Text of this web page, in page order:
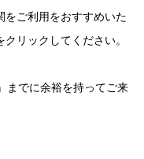
をご利用をおすすめいた
リックしてください。
までに余裕を持ってご来